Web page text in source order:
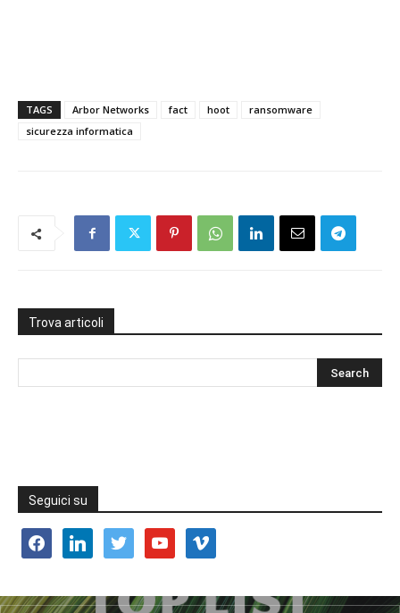
TAGS Arbor Networks fact hoot
ransomware
sicurezza informatica
Trova articoli
Seguici su
facebooklinkedin twitter youtube vimeo